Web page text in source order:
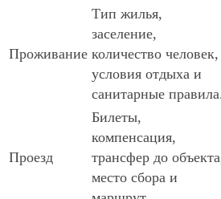
Проживание
Тип жилья,
заселение,
количество человек,
условия отдыха и
санитарные
Проезд
Билеты,
компенсация,
трансфер до
место сбора и